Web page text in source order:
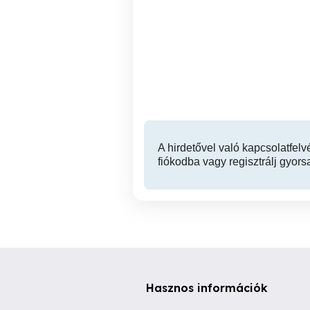
A hirdetővel való
fiókodba vagy regisztrálj
Hasznos információk